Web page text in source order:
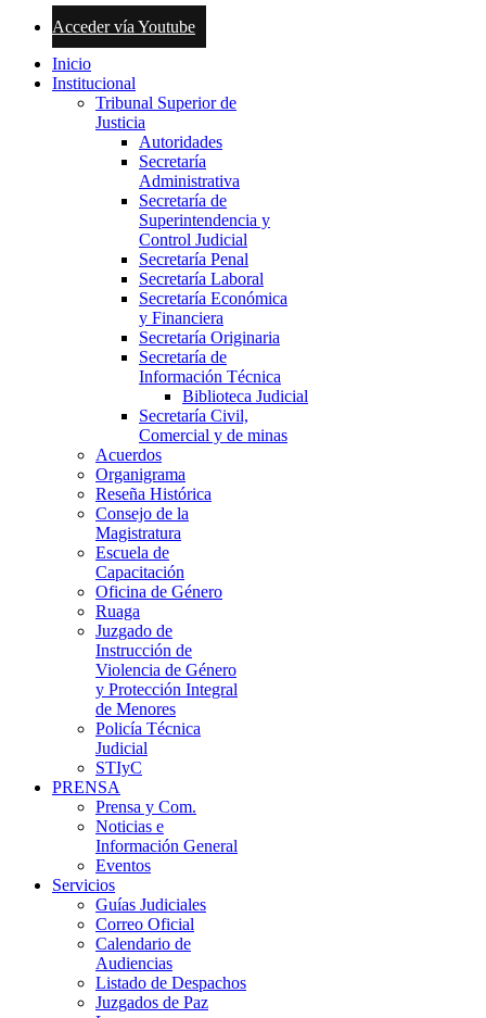
Acceder vía Youtube
Inicio
Institucional
Tribunal Superior de
Justicia
Autoridades
Secretaría
Administrativa
Secretaría de
Superintendencia y
Control Judicial
Secretaría Penal
Secretaría Laboral
Secretaría Económica
y Financiera
Secretaría Originaria
Secretaría de
Información Técnica
Biblioteca Judicial
Secretaría Civil,
Comercial y de minas
Acuerdos
Organigrama
Reseña Histórica
Consejo de la
Magistratura
Escuela de
Capacitación
Oficina de Género
Ruaga
Juzgado de
Instrucción de
Violencia de Género
y Protección Integral
de Menores
Policía Técnica
Judicial
STIyC
PRENSA
Prensa y Com.
Noticias e
Información General
Eventos
Servicios
Guías Judiciales
Correo Oficial
Calendario de
Audiencias
Listado de Despachos
Juzgados de Paz